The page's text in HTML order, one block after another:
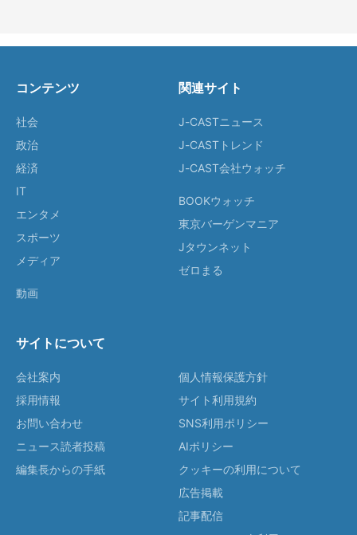
コンテンツ
社会
政治
経済
IT
エンタメ
スポーツ
メディア
動画
関連サイト
J-CASTニュース
J-CASTトレンド
J-CAST会社ウォッチ
BOOKウォッチ
東京バーゲンマニア
Jタウンネット
ゼロまる
サイトについて
会社案内
採用情報
お問い合わせ
ニュース読者投稿
編集長からの手紙
個人情報保護方針
サイト利用規約
SNS利用ポリシー
AIポリシー
クッキーの利用について
広告掲載
記事配信